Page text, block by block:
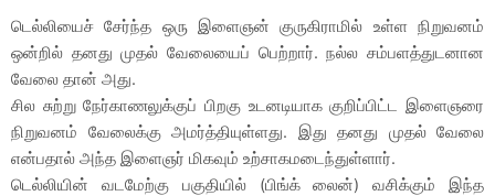
டெல்லியைச் சேர்ந்த ஒரு இளைஞன் குருகிராமில் உள்ள நிறுவனம்
ஒன்றில் தனது முதல் வேலையைப் பெற்றார். நல்ல சம்பளத்துடனான
வேலை தான் அது.
சில சுற்று நேர்காணலுக்குப் பிறகு உடனடியாக குறிப்பிட்ட இளைஞரை
நிறுவனம் வேலைக்கு அமர்த்தியுள்ளது. இது தனது முதல் வேலை
என்பதால் அந்த இளைஞர் மிகவும் உற்சாகமடைந்துள்ளார்.
டெல்லியின் வடமேற்கு பகுதியில் (பிங்க் லைன்) வசிக்கும் இந்த